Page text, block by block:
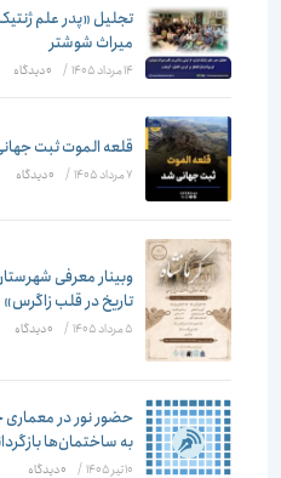
تجلیل «پدر علم ژنتیک
میراث شوشتر
14 مرداد 1405 / ۰ دیدگاه
قلعه الموت ثبت جهانی
7 مرداد 1405 / ۰ دیدگاه
وبینار معرفی شهرستان
تاریخ در قلب زاگرس»
5 مرداد 1405 / ۰ دیدگاه
حضور نور در معماری
به ساختمان‌ها
10 تیر 1405 / ۰ دیدگاه